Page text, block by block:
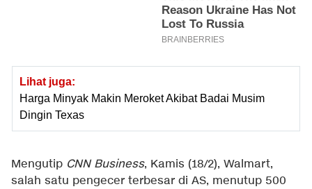
Lihat juga:
Harga Minyak Makin Meroket Akibat Badai Musim
Dingin Texas
Mengutip CNN Business, Kamis (18/2), Walmart,
salah satu pengecer terbesar di AS, menutup 500